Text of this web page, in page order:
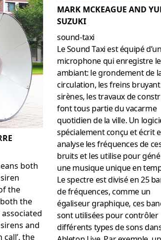
both
the
the
and
the
MARK MCKEAGUE AND
SUZUKI
sound-taxi
Le Sound Taxi est équipé
microphone qui enregistre
ambiant: le grondement de
circulation, les freins
sirènes, les travaux de
font tous partie du vacarme
quotidien de la ville. Un
spécialement conçu et écrit
analyse les fréquences de
bruits et les utilise pour
une musique unique en
Le spectre est divisé en 25
de fréquences, comme un
égaliseur graphique, ces
sont utilisées pour contrôler
différents types de sons